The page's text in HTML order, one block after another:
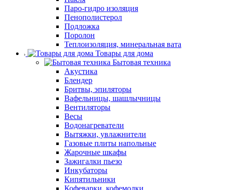
Паро-гидро изоляция
Пенополистерол
Подложка
Поролон
Теплоизоляция, минеральная вата
Товары для дома
Бытовая техника
Акустика
Блендер
Бритвы, эпиляторы
Вафельницы, шашлычницы
Вентиляторы
Весы
Водонагреватели
Вытяжки, увлажнители
Газовые плиты напольные
Жарочные шкафы
Зажигалки пьезо
Инкубаторы
Кипятильники
Кофеварки, кофемолки